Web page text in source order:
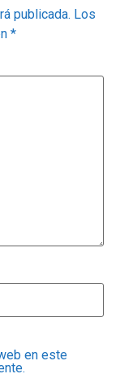
publicada. Los
*
en este